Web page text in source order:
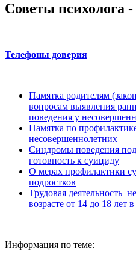
Советы психолога
Телефоны доверия
Памятка родителям
вопросам выявления
поведения у
Памятка по
несовершеннолетних
Синдромы поведения
готовность к суициду
О мерах профилактики
подростков
Трудовая деятельность
возрасте от 14 до 18 лет
Информация по теме: